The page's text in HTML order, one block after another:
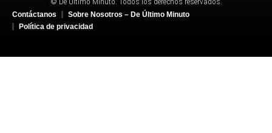
Contáctanos
Sobre Nosotros – De Último Minuto
Política de privacidad